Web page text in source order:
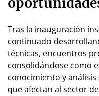
Tras la inauguración
continuado
técnicas, encuentros
consolidándose como
conocimiento y
que afectan al sector